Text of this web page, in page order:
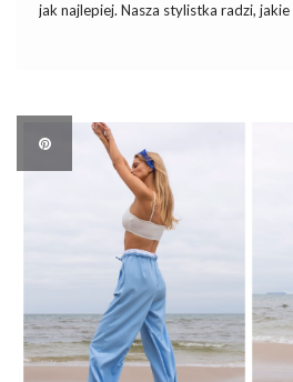
jak najlepiej. Nasza stylistka radzi,